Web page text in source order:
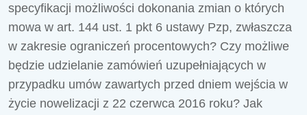
specyfikacji możliwości dokonania zmian o których
mowa w art. 144 ust. 1 pkt 6 ustawy Pzp, zwłaszcza
w zakresie ograniczeń procentowych? Czy możliwe
będzie udzielanie zamówień uzupełniających w
przypadku umów zawartych przed dniem wejścia w
życie nowelizacji z 22 czerwca 2016 roku? Jak